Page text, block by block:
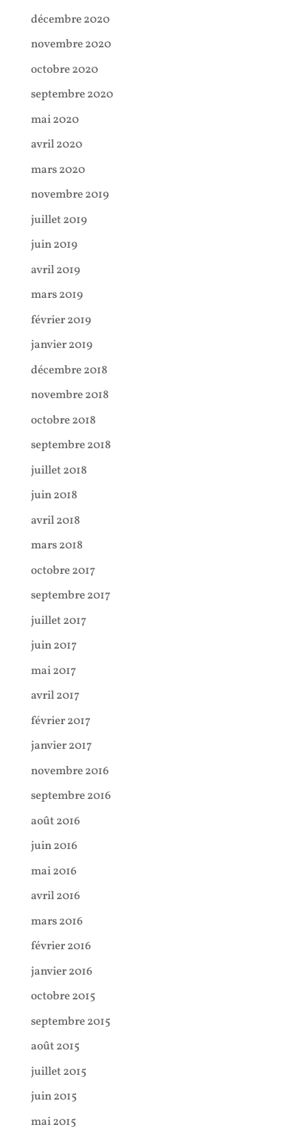
décembre 2020
novembre 2020
octobre 2020
septembre 2020
mai 2020
avril 2020
mars 2020
novembre 2019
juillet 2019
juin 2019
avril 2019
mars 2019
février 2019
janvier 2019
décembre 2018
novembre 2018
octobre 2018
septembre 2018
juillet 2018
juin 2018
avril 2018
mars 2018
octobre 2017
septembre 2017
juillet 2017
juin 2017
mai 2017
avril 2017
février 2017
janvier 2017
novembre 2016
septembre 2016
août 2016
juin 2016
mai 2016
avril 2016
mars 2016
février 2016
janvier 2016
octobre 2015
septembre 2015
août 2015
juillet 2015
juin 2015
mai 2015